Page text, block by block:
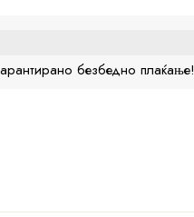
безбедно плаќање!